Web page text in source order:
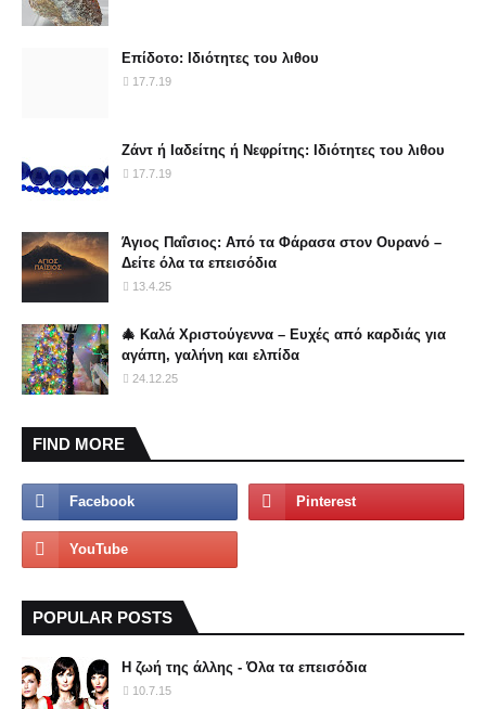
Επίδοτο: Ιδιότητες του λιθου
17.7.19
Ζάντ ή Ιαδείτης ή Νεφρίτης: Ιδιότητες του λιθου
17.7.19
Άγιος Παΐσιος: Από τα Φάρασα στον Ουρανό –
Δείτε όλα τα επεισόδια
13.4.25
🎄 Καλά Χριστούγεννα – Ευχές από καρδιάς για
αγάπη, γαλήνη και ελπίδα
24.12.25
FIND MORE
POPULAR POSTS
Η ζωή της άλλης - Όλα τα επεισόδια
10.7.15